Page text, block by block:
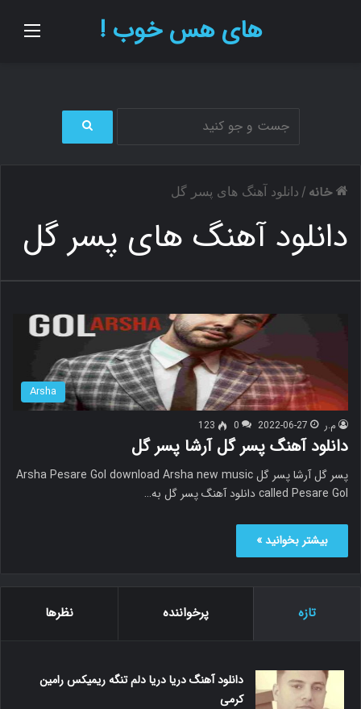
های هس خوب !
ج
ر
ی
خانه / دانلود آهنگ های پسر گل
دانلود آهنگ های پسر گل
Arsha
م.ر 2022-06-27
0
123
دانلود آهنگ پسر گل آرشا پسر گل
پسر گل آرشا پسر گل Arsha Pesare Gol download Arsha new music
called Pesare Gol دانلود آهنگ پسر گل به…
بیشتر بخوانید »
تازه پرخواننده نظرها
دانلود آهنگ دریا دریا دلم تنگه ریمیکس رامین
کرمی